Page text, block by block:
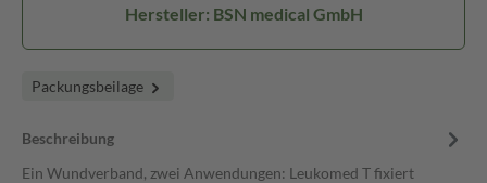
Hersteller: BSN medical GmbH
Packungsbeilage
Beschreibung
Ein Wundverband, zwei Anwendungen: Leukomed T fixiert